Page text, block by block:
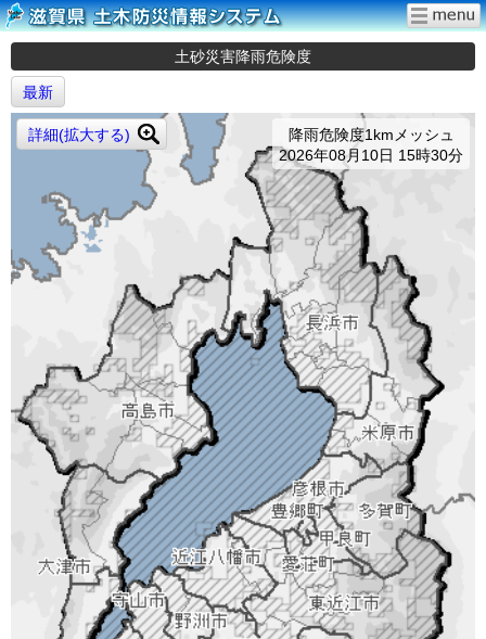
土砂災害降雨危険度
最新
詳細(拡大する)
降雨危険度1kmメッシュ
2026年08月10日 15時30分